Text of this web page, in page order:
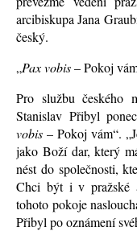
arcibiskupa Jana
český.
„Pax vobis– Pokoj
Pro službu českého
Stanislav Přibyl
vobis – Pokoj vám“.
jako Boží dar, který
nést do společnosti,
Chci být i v pražské
tohoto pokoje
Přibyl po oznámení